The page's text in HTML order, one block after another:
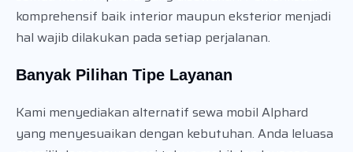
komprehensif baik interior maupun eksterior menjadi
hal wajib dilakukan pada setiap perjalanan.
Banyak Pilihan Tipe Layanan
Kami menyediakan alternatif sewa mobil Alphard
yang menyesuaikan dengan kebutuhan. Anda leluasa